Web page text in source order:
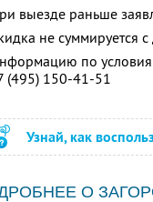
выезде раньше
не суммируется
по
(495) 150-41-51
Узнай, как
О